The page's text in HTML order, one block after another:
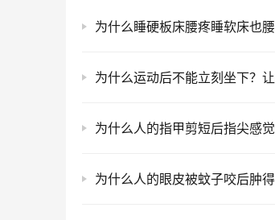
为什么睡硬板床腰疼睡软床也腰
为什么人的指甲剪短后指尖感觉
为什么人的眼皮被蚊子咬后肿得